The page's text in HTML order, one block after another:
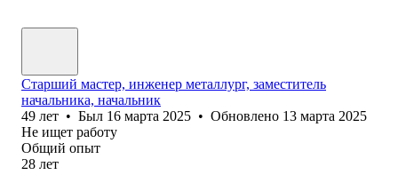
Старший мастер, инженер металлург, заместитель
начальника, начальник
49 лет • Был 16 марта 2025 • Обновлено 13 марта 2025
Не ищет работу
Общий опыт
28 лет